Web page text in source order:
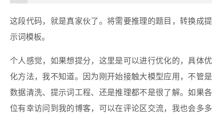
这段代码，就是真家伙了。将需要推理的题目，转换成提
示词模板。
个人感觉，如果想提分，这里是可以进行优化的，具体优
化方法，我不知道。因为刚开始接触大模型应用，不管是
数据清洗、提示词工程、还是推理都不是很了解。如果各
位有幸访问到我的博客，可以在评论区交流，我也会多多